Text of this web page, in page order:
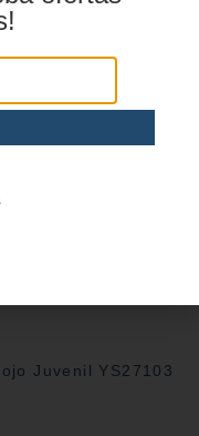
Juvenil YS27103